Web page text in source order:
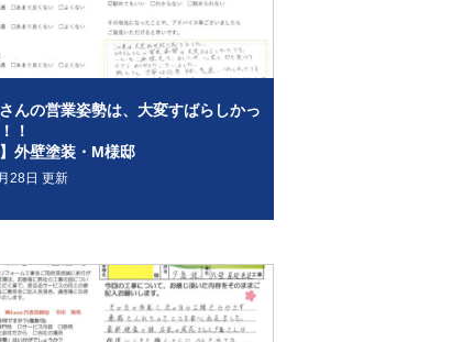
んの営業姿勢は、大変すばらしかっ
！
】外壁塗装・М様邸
28日 更新